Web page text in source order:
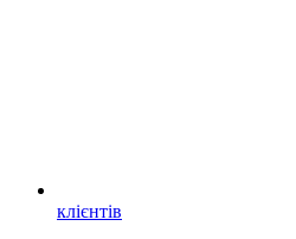
клієнтів